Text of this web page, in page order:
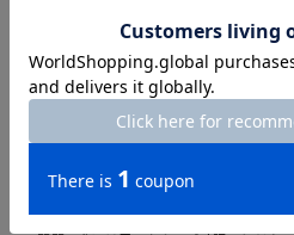
日傘は過酷な日差しの下での使用が想定さ
が変色）する場合があります。また、光の
る場合がありますのでお気をつけ下さい。